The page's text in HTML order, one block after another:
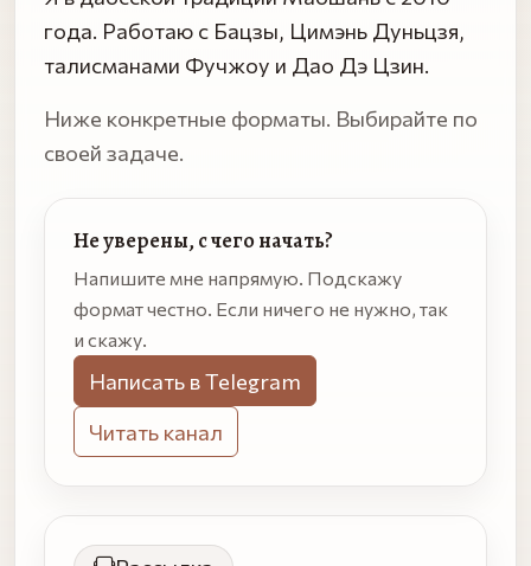
года. Работаю с Бацзы, Цимэнь Дуньцзя,
талисманами Фучжоу и Дао Дэ Цзин.
Ниже конкретные форматы. Выбирайте по
своей задаче.
Не уверены, с чего начать?
Напишите мне напрямую. Подскажу
формат честно. Если ничего не нужно, так
и скажу.
Написать в Telegram
Читать канал